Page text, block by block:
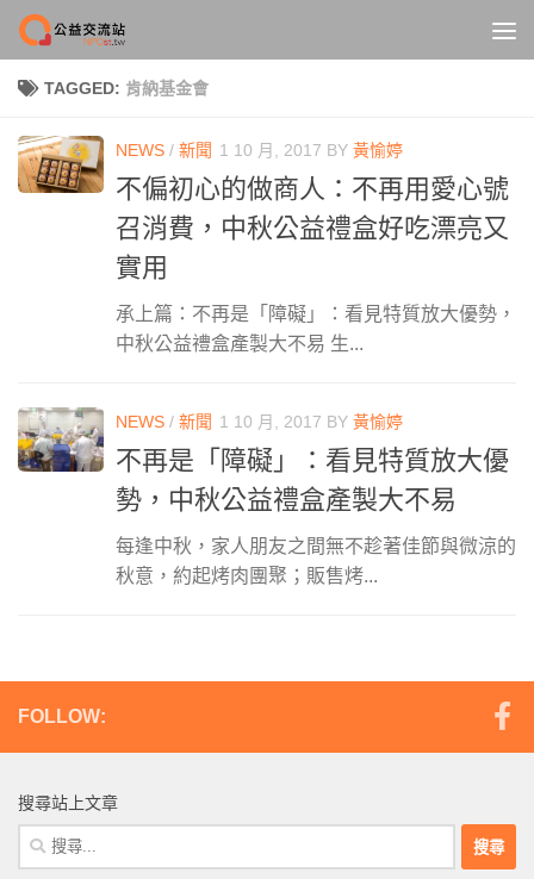
Skip to content
TAGGED: 肯納基金會
NEWS / 新聞 1 10 月, 2017 BY 黃愉婷
不偏初心的做商人：不再用愛心號
召消費，中秋公益禮盒好吃漂亮又
實用
承上篇：不再是「障礙」：看見特質放大優勢，
中秋公益禮盒產製大不易 生...
NEWS / 新聞 1 10 月, 2017 BY 黃愉婷
不再是「障礙」：看見特質放大優
勢，中秋公益禮盒產製大不易
每逢中秋，家人朋友之間無不趁著佳節與微涼的
秋意，約起烤肉團聚；販售烤...
FOLLOW:
搜尋站上文章
搜
尋